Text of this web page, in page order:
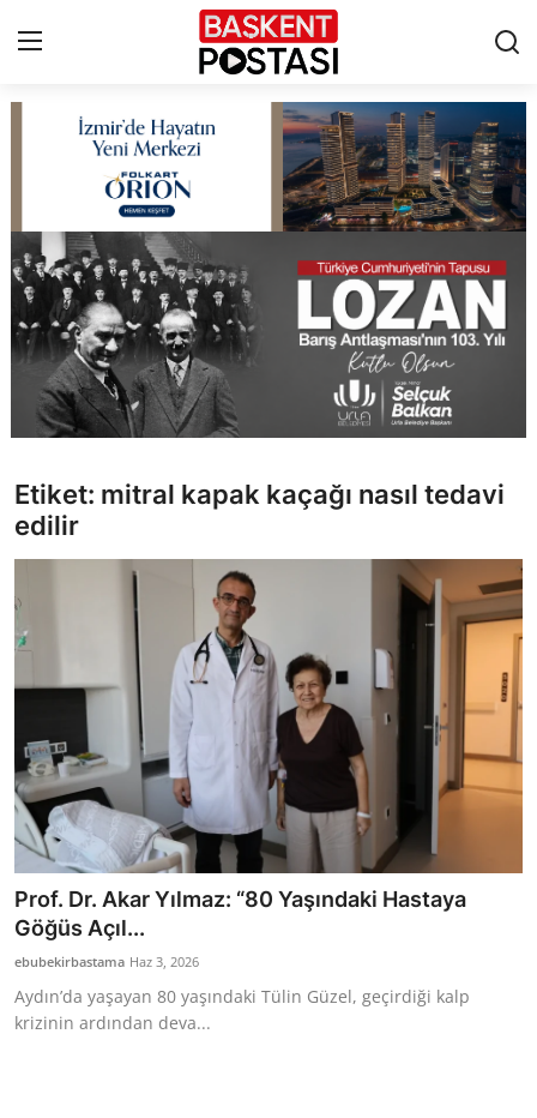
Çerez Politikası
Künye
Ankara
TBMM
Cumhurbaşkanlığı
Bakanlıklar
Siyasi Partiler
Mülki İdare
Toplum ve Yaşam
Sivil Toplum Kuruluşları
Kamu Kurumları ve Üst Kurullar
Resmi Reklamlar
Etiket: mitral kapak kaçağı nasıl tedavi
edilir
Prof. Dr. Akar Yılmaz: “80 Yaşındaki Hastaya
Göğüs Açıl...
ebubekirbastama Haz 3, 2026
Aydın’da yaşayan 80 yaşındaki Tülin Güzel, geçirdiği kalp
krizinin ardından deva...